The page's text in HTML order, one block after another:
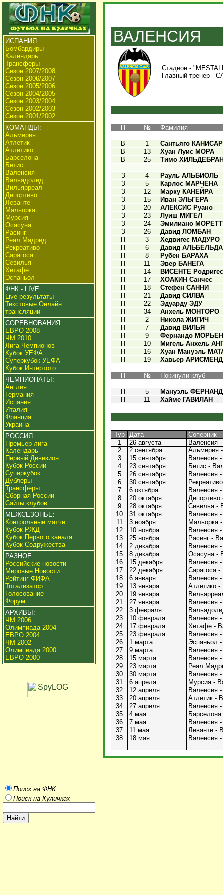
ИСПАНИЯ:
Бомбардиры
Календарь
Трансферы
Сезон 2007/2008
Сезон 2006/2007
Сезон 2005/2006
Сезон 2004/2005
Сезон 2003/2004
Сезон 2002/2003
Сезон 2001/2002
КОМАНДЫ:
Альмерия
Атлетик
Атлетико
Барселона
Бетис
Валенсия
Вальядолид
Вильярреал
Депортиво
Леванте
Мальорка
Мурсия
Осасуна
Расинг
Реал Мадрид
Рекреативо
Сарагоса
Севилья
Хетафе
Эспаньол
ФНК - LIVE:
Live-результаты
Текстовые Онлайн
трансляции
СОРЕВНОВАНИЯ:
ЕВРО 2008
ЧМ 2010
Лига Чемпионов
Кубок УЕФА
Суперкубок УЕФА
Кубок Интертото
ЧЕМПИОНАТЫ:
Англия
Германия
Испания
Италия
Франция
Украина
РОССИЯ:
Премьер-лига
Календарь
Первый Дивизион
Кубок России
Суперкубок
Дублеры
Трансферы
Сборная России
Сайты клубов
МЕЖСЕЗОНЬЕ:
Контрольные матчи
Кубок РЖД
Кубок Первого канала
Кубок Содружества
РАЗНОЕ:
Российские новости
Мировые Новости
Рейтинг ФИФА
Тотализатор
Голосование
Форум
АРХИВЫ:
ЧМ 2006
Олимпиада 2004
ЕВРО 2004
ЧМ 2002
Олимпиада 2000
ЕВРО 2000
Поиск на ФНК
Поиск на Куличках
ВАЛЕНСИЯ
Стадион -
Главный тренер -
П № Фамилия
В 1
Сантьяго
В
13
Хуан Луис МОРА
В
25 Тимо
З 4
Рауль АЛЬБИОЛЬ
З
5
Карлос МАРЧЕНА
З
12
Марку КАНЕЙРА
З
15
Иван ЭЛЬГЕРА
З
20
АЛЕКСИС Руано
З
23
Луиш МИГЕЛ
З
24
Эмилиано
З
26
Давид ЛОМБАН
П
3
Хедвигес МАДУРО
П
6
Давид АЛЬБЕЛЬДА
П
8
Рубен БАРАХА
П
11
Эвер БАНЕГА
П
14
ВИСЕНТЕ Родригес
П
17
ХОАКИН Санчес
П
18
Стефен САННИ
П
21
Давид СИЛВА
П
22
Эдуарду ЭДУ
П
34
Анхель МОНТОРО
Н
2
Никола ЖИГИЧ
Н
7
Давид ВИЛЬЯ
Н
9
Фернандо
Н
10
Мигель Анхель
Н
16
Хуан Мануэль
Н
19 Хавьер
П № Покинули клуб
П 5
Мануэль
П
11 Хайме ГАВИЛАН
Тур Дата
Соперник
1
26 августа
Валенсия
2
2 сентября
Альмерия
3
15 сентября
Валенсия
4
23 сентября
Бетис -
5
26 сентября
Валенсия
6
30 сентября
7
6 октября
Валенсия
8
20 октября
Депортиво
9
28 октября
Севилья -
10
31 октября
Валенсия
11
3 ноября
Мальорка
12
10 ноября
Валенсия
13
25 ноября
Расинг -
14
2 декабря
Валенсия
15
8 декабря
Осасуна -
16
15 декабря
Валенсия
17
22 декабря
Сарагоса -
18
6 января
Валенсия
19
13 января
Атлетико -
20
19 января
21
27 января
Валенсия
22
3 февраля
23
10 февраля
Валенсия
24
17 февраля
Хетафе -
25
23 февраля
Валенсия
26
1 марта
Эспаньол
27
9 марта
Валенсия
28
15 марта
Валенсия
29
23 марта
Реал
30
30 марта
Валенсия
31
6 апреля
Мурсия -
32
12 апреля
Валенсия
33
20 апреля
Атлетик -
34
27 апреля
Валенсия
35
4 мая
36
7 мая
Валенсия
37
11 мая
Леванте -
38
18 мая Валенсия